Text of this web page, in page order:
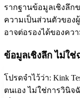
รากฐานข้อมูลเชิงลึก
ความเป็นส่วนตัวของ
อาจต่อรองได้ของควา
ข้อมูลเชิงลึก ไม่ใช่
โปรดจำไว้ว่า: Kink
ตนเอง ไม่ใช่การวินิ